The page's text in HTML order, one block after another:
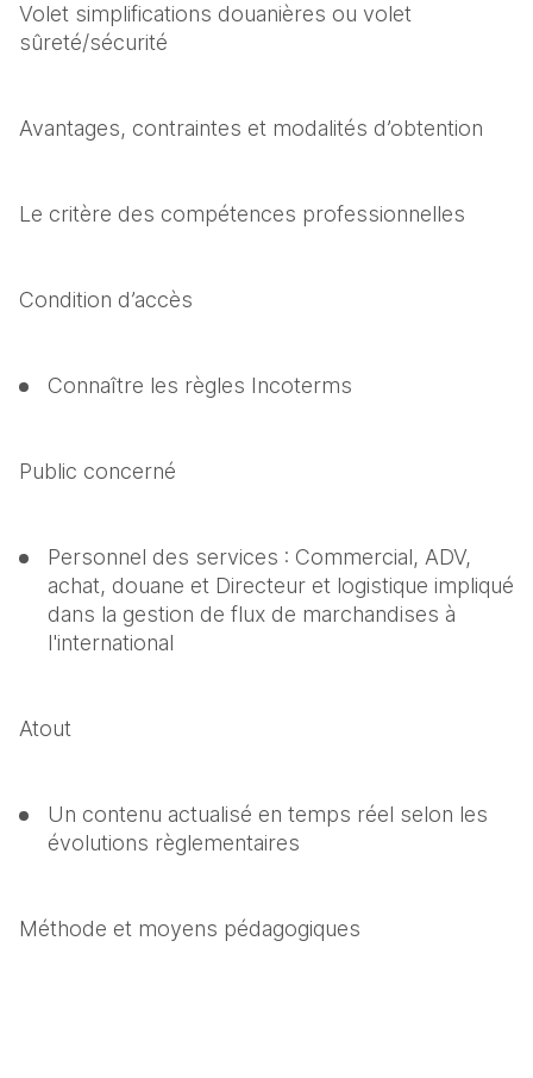
Volet simplifications douanières ou volet
sûreté/sécurité
Avantages, contraintes et modalités d’obtention
Le critère des compétences professionnelles
Condition d’accès
Connaître les règles Incoterms
Public concerné
Personnel des services : Commercial, ADV,
achat, douane et Directeur et logistique impliqué
dans la gestion de flux de marchandises à
l'international
Atout
Un contenu actualisé en temps réel selon les
évolutions règlementaires
Méthode et moyens pédagogiques